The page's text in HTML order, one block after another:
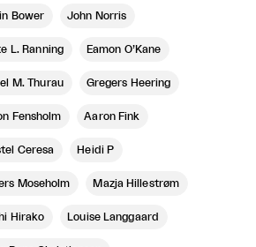
Bower John Norris
L. Ranning Eamon O’Kane
M. Thurau Gregers Heering
Fensholm Aaron Fink
Ceresa Heidi P
Moseholm Mazja Hillestrøm
Hirako Louise Langgaard